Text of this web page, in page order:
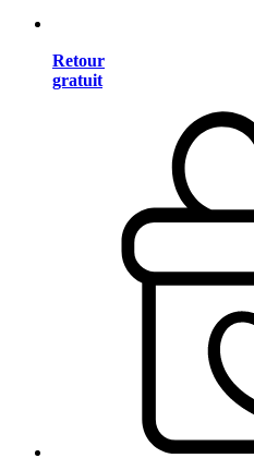
Retour
gratuit